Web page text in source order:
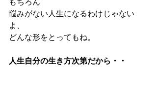
悩みがない人生になるわけじゃない
よ、
どんな形をとってもね。
人生自分の生き方次第だから・・